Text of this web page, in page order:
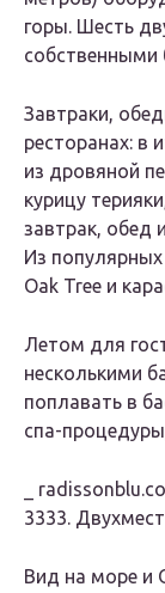
горы. Шесть
собственными
Завтраки,
ресторанах: в
из дровяной
курицу
завтрак, обед
Из
Oak Tree и
Летом для
несколькими
поплавать в
спа-
_
3333.
Вид на море и